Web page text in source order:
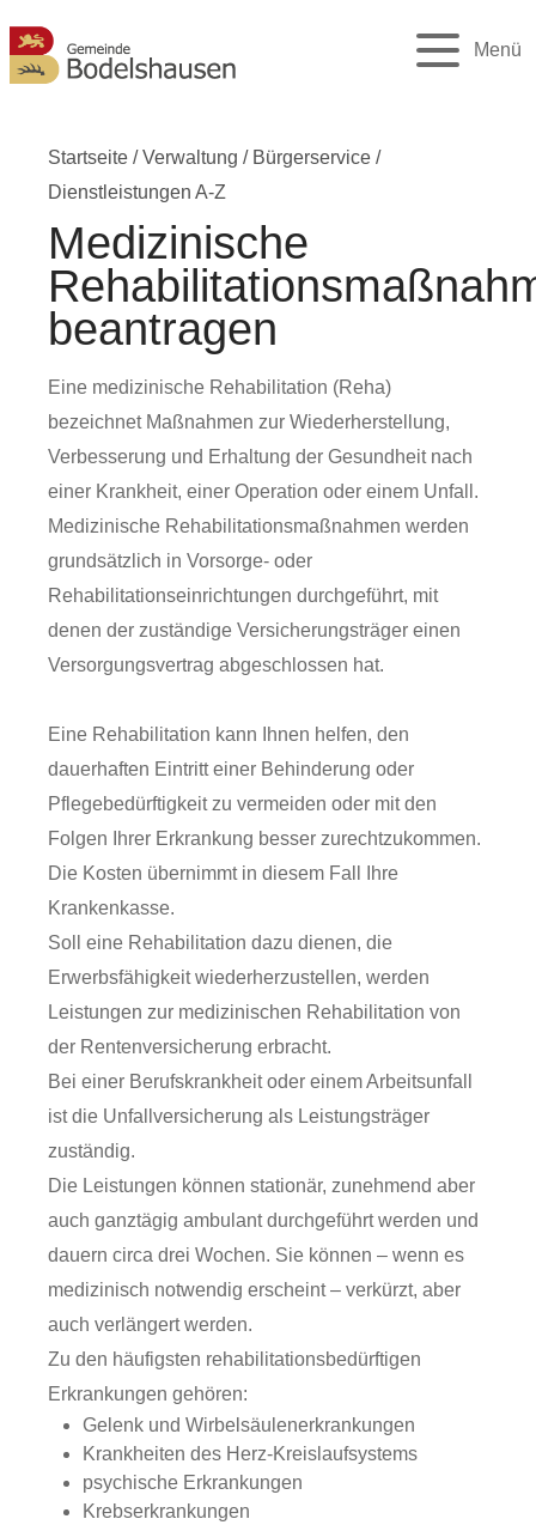
Menü
Startseite /Verwaltung / Bürgerservice /
Dienstleistungen A-Z
Medizinische
beantragen
Eine medizinische Rehabilitation (Reha)
bezeichnet Maßnahmen zur Wiederherstellung,
Verbesserung und Erhaltung der Gesundheit nach
einer Krankheit, einer Operation oder einem Unfall.
Medizinische Rehabilitationsmaßnahmen werden
grundsätzlich in Vorsorge- oder
Rehabilitationseinrichtungen durchgeführt, mit
denen der zuständige Versicherungsträger einen
Versorgungsvertrag abgeschlossen hat.
Eine Rehabilitation kann Ihnen helfen, den
dauerhaften Eintritt einer Behinderung oder
Pflegebedürftigkeit zu vermeiden oder mit den
Folgen Ihrer Erkrankung besser zurechtzukommen.
Die Kosten übernimmt in diesem Fall Ihre
Krankenkasse.
Soll eine Rehabilitation dazu dienen, die
Erwerbsfähigkeit wiederherzustellen, werden
Leistungen zur medizinischen Rehabilitation von
der Rentenversicherung erbracht.
Bei einer Berufskrankheit oder einem Arbeitsunfall
ist die Unfallversicherung als Leistungsträger
zuständig.
Die Leistungen können stationär, zunehmend aber
auch ganztägig ambulant durchgeführt werden und
dauern circa drei Wochen. Sie können – wenn es
medizinisch notwendig erscheint – verkürzt, aber
auch verlängert werden.
Zu den häufigsten rehabilitationsbedürftigen
Erkrankungen gehören:
Gelenk­ und Wirbelsäulenerkrankungen
Krankheiten des Herz-­Kreislaufsystems
psychische Erkrankungen
Krebserkrankungen